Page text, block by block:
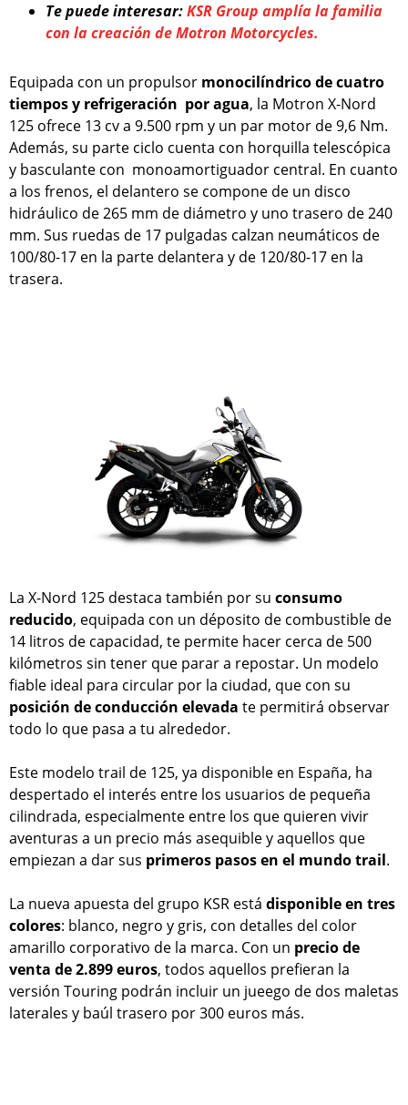
Te puede interesar:KSR Group amplía la familia
con la creación de Motron Motorcycles.
Equipada con un propulsor monocilíndrico de cuatro
tiempos y refrigeración por agua, la Motron X-Nord
125 ofrece 13 cv a 9.500 rpm y un par motor de 9,6 Nm.
Además, su parte ciclo cuenta con horquilla telescópica
y basculante con monoamortiguador central. En cuanto
a los frenos, el delantero se compone de un disco
hidráulico de 265 mm de diámetro y uno trasero de 240
mm. Sus ruedas de 17 pulgadas calzan neumáticos de
100/80-17 en la parte delantera y de 120/80-17 en la
trasera.
La X-Nord 125 destaca también por su consumo
reducido, equipada con un déposito de combustible de
14 litros de capacidad, te permite hacer cerca de 500
kilómetros sin tener que parar a repostar. Un modelo
fiable ideal para circular por la ciudad, que con su
posición de conducción elevada te permitirá observar
todo lo que pasa a tu alrededor.
Este modelo trail de 125, ya disponible en España, ha
despertado el interés entre los usuarios de pequeña
cilindrada, especialmente entre los que quieren vivir
aventuras a un precio más asequible y aquellos que
empiezan a dar sus primeros pasos en el mundo trail.
La nueva apuesta del grupo KSR está disponible en tres
colores: blanco, negro y gris, con detalles del color
amarillo corporativo de la marca. Con un precio de
venta de 2.899 euros, todos aquellos prefieran la
versión Touring podrán incluir un jueego de dos maletas
laterales y baúl trasero por 300 euros más.